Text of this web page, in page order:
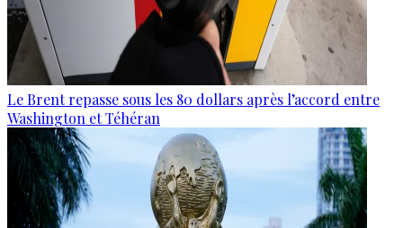
Le Brent repasse sous les 80 dollars après l’accord entre
Washington et Téhéran